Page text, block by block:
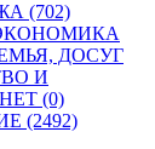
(702)
ДОСУГ
И
(0)
(2492)